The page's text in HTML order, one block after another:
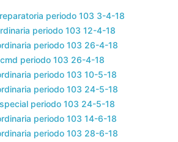
periodo 103 3-4-18
periodo 103 12-4-18
periodo 103 26-4-18
periodo 103 26-4-18
periodo 103 10-5-18
periodo 103 24-5-18
periodo 103 24-5-18
periodo 103 14-6-18
periodo 103 28-6-18